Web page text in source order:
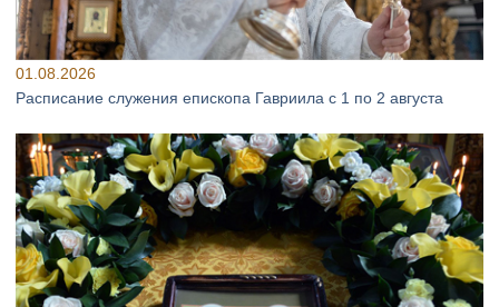
01.08.2026
Расписание служения епископа Гавриила с 1 по 2 августа